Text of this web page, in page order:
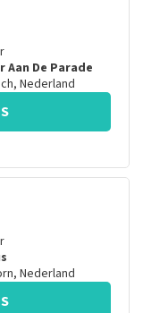
Aan De Parade
, Nederland
, Nederland